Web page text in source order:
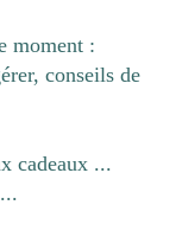
moment :
conseils de
cadeaux ...